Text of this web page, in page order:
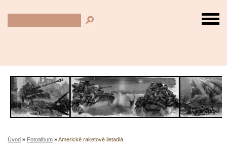
Úvod » Fotoalbum »Americké raketové lietadlá